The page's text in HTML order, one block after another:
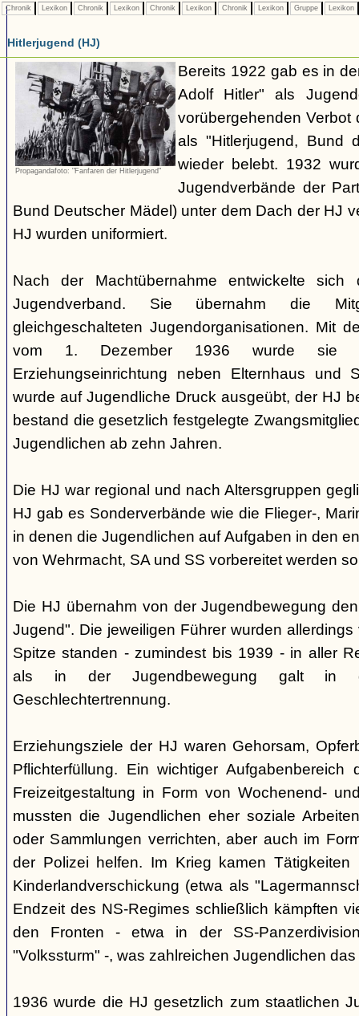
Chronik Lexikon Chronik Lexikon Chronik Lexikon Chronik Lexikon Gruppe Lexikon
Hitlerjugend (HJ)
Propagandafoto: "Fanfaren der Hitlerjugend"
Bereits 1922 gab es in
Adolf Hitler" als
vorübergehenden Verbot
als "Hitlerjugend, Bund
wieder belebt. 1932
Jugendverbände der
Bund Deutscher Mädel) unter dem Dach der HJ
HJ wurden uniformiert.
Nach der Machtübernahme entwickelte
Jugendverband. Sie übernahm die
gleichgeschalteten Jugendorganisationen. Mit
vom 1. Dezember 1936 wurde sie
Erziehungseinrichtung neben Elternhaus und
wurde auf Jugendliche Druck ausgeübt, der HJ
bestand die gesetzlich festgelegte
Jugendlichen ab zehn Jahren.
Die HJ war regional und nach Altersgruppen
HJ gab es Sonderverbände wie die Flieger-,
in denen die Jugendlichen auf Aufgaben in den
von Wehrmacht, SA und SS vorbereitet werden
Die HJ übernahm von der Jugendbewegung
Jugend". Die jeweiligen Führer wurden
Spitze standen - zumindest bis 1939 - in aller
als in der Jugendbewegung galt in
Geschlechtertrennung.
Erziehungsziele der HJ waren Gehorsam,
Pflichterfüllung. Ein wichtiger
Freizeitgestaltung in Form von Wochenend-
mussten die Jugendlichen eher soziale
oder Sammlungen verrichten, aber auch im
der Polizei helfen. Im Krieg kamen
Kinderlandverschickung (etwa als
Endzeit des NS-Regimes schließlich kämpften
den Fronten - etwa in der SS-
"Volkssturm" -, was zahlreichen Jugendlichen
1936 wurde die HJ gesetzlich zum staatlichen